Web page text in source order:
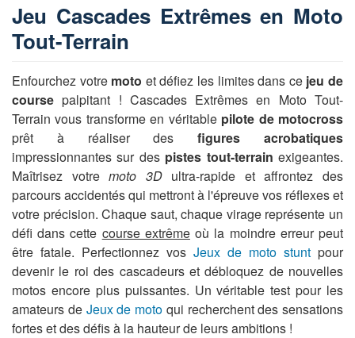
Jeu Cascades Extrêmes en Moto
Tout-Terrain
Enfourchez votre moto et défiez les limites dans ce jeu de
course palpitant ! Cascades Extrêmes en Moto Tout-
Terrain vous transforme en véritable pilote de motocross
prêt à réaliser desfigures acrobatiques
impressionnantes sur des pistes tout-terrain exigeantes.
Maîtrisez votremoto 3Dultra-rapide et affrontez des
parcours accidentés qui mettront à l'épreuve vos réflexes et
votre précision. Chaque saut, chaque virage représente un
défi dans cette course extrêmeoù la moindre erreur peut
être fatale. Perfectionnez vos Jeux de moto stunt pour
devenir le roi des cascadeurs et débloquez de nouvelles
motos encore plus puissantes. Un véritable test pour les
amateurs de Jeux de moto qui recherchent des sensations
fortes et des défis à la hauteur de leurs ambitions !